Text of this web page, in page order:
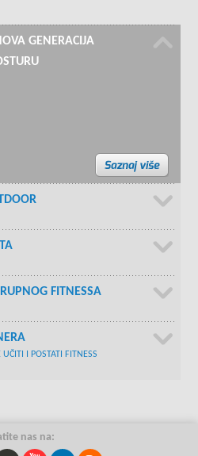
GENERACIJA
FITNESSA
I POSTATI FITNESS
nas na: